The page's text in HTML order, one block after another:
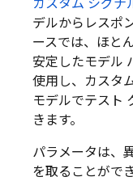
カスタム シグナ
デルからレスポ
ースでは、ほと
安定したモデル
使用し、カスタ
モデルでテスト
きます。
パラメータは、
を取ることがで